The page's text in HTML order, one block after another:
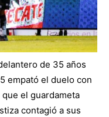
de 35 años
empató el duelo con
el guardameta
contagió a sus